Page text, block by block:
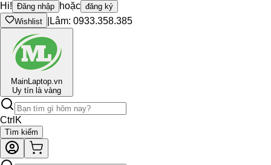
Hi! Đăng nhập hoặc đăng ký
Wishlist
Lâm: 0933.358.385
MainLaptop.vn
Uy tín là vàng
Ctrl K
Tìm kiếm